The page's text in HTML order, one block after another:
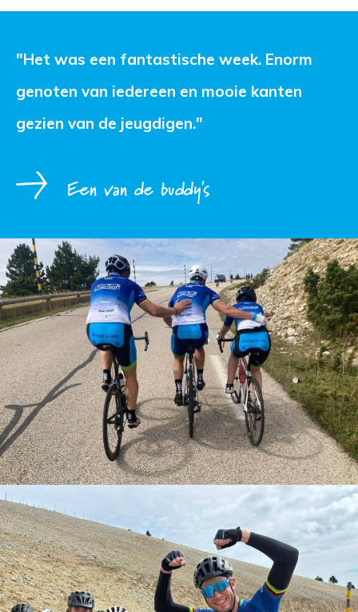
"Het was een fantastische week. Enorm
genoten van iedereen en mooie kanten
gezien van de jeugdigen."
Een van de buddy's